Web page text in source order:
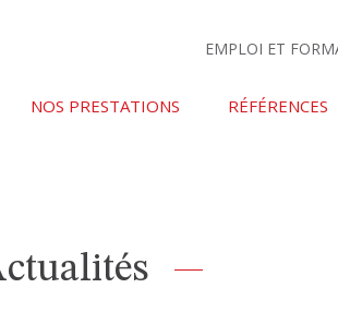
EMPLOI ET
NOS PRESTATIONS RÉFÉRENCES